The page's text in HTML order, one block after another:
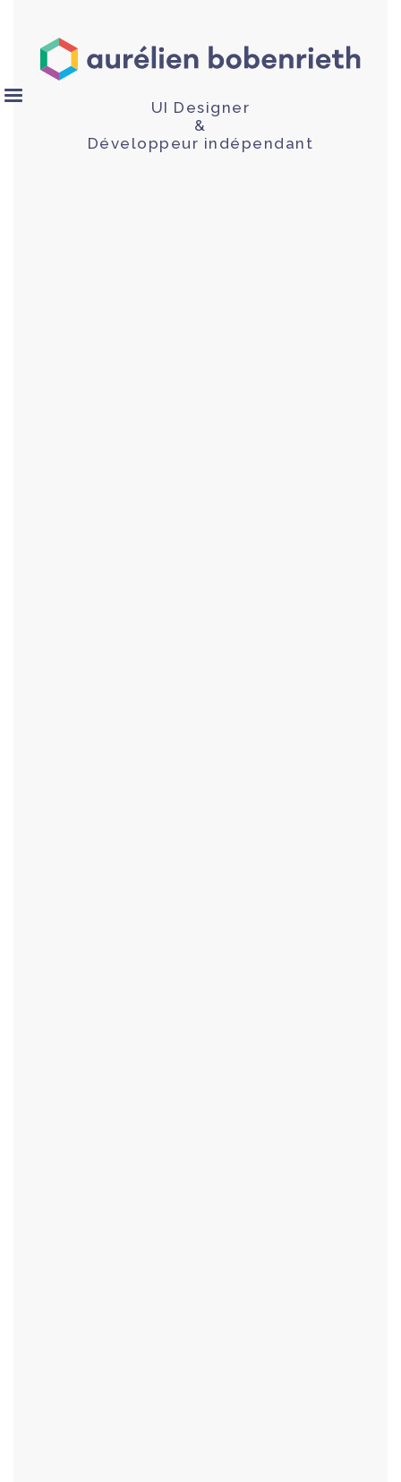
UI Designer
&
Développeur indépendant